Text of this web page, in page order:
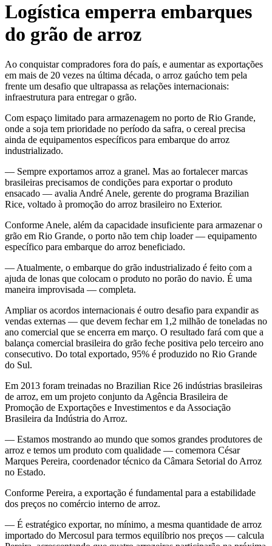
Logística emperra embarques
do grão de arroz
Ao conquistar compradores fora do país, e aumentar as exportações
em mais de 20 vezes na última década, o arroz gaúcho tem pela
frente um desafio que ultrapassa as relações internacionais:
infraestrutura para entregar o grão.
Com espaço limitado para armazenagem no porto de Rio Grande,
onde a soja tem prioridade no período da safra, o cereal precisa
ainda de equipamentos específicos para embarque do arroz
industrializado.
— Sempre exportamos arroz a granel. Mas ao fortalecer marcas
brasileiras precisamos de condições para exportar o produto
ensacado — avalia André Anele, gerente do programa Brazilian
Rice, voltado à promoção do arroz brasileiro no Exterior.
Conforme Anele, além da capacidade insuficiente para armazenar o
grão em Rio Grande, o porto não tem chip loader — equipamento
específico para embarque do arroz beneficiado.
— Atualmente, o embarque do grão industrializado é feito com a
ajuda de lonas que colocam o produto no porão do navio. É uma
maneira improvisada — completa.
Ampliar os acordos internacionais é outro desafio para expandir as
vendas externas — que devem fechar em 1,2 milhão de toneladas no
ano comercial que se encerra em março. O resultado fará com que a
balança comercial brasileira do grão feche positiva pelo terceiro ano
consecutivo. Do total exportado, 95% é produzido no Rio Grande
do Sul.
Em 2013 foram treinadas no Brazilian Rice 26 indústrias brasileiras
de arroz, em um projeto conjunto da Agência Brasileira de
Promoção de Exportações e Investimentos e da Associação
Brasileira da Indústria do Arroz.
— Estamos mostrando ao mundo que somos grandes produtores de
arroz e temos um produto com qualidade — comemora César
Marques Pereira, coordenador técnico da Câmara Setorial do Arroz
no Estado.
Conforme Pereira, a exportação é fundamental para a estabilidade
dos preços no comércio interno de arroz.
— É estratégico exportar, no mínimo, a mesma quantidade de arroz
importado do Mercosul para termos equilíbrio nos preços — calcula